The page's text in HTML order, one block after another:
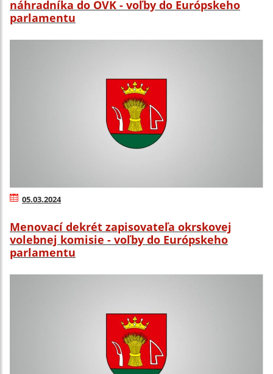
náhradníka do OVK - voľby do Európskeho
parlamentu
05.03.2024
Menovací dekrét zapisovateľa okrskovej
volebnej komisie - voľby do Európskeho
parlamentu